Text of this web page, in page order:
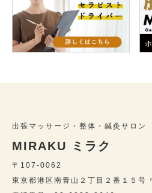
出張マッサージ・整体・鍼灸サロン
MIRAKU ミラク
〒107-0062
東京都港区南青山２丁目２番１５号